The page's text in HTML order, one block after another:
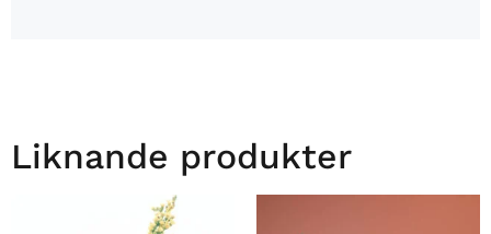
Liknande produkter